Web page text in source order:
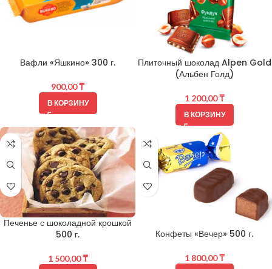
Вафли «Яшкино» 300 г.
900,00₸
В КОРЗИНУ
Плиточный шоколад Alpen Gold
(Альбен Голд)
1 200,00₸
В КОРЗИНУ
Печенье с шоколадной крошкой
500 г.
1 500,00₸
Конфеты «Вечер» 500 г.
1 800,00₸